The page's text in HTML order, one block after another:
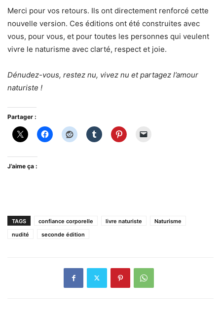
Merci pour vos retours. Ils ont directement renforcé cette
nouvelle version. Ces éditions ont été construites avec
vous, pour vous, et pour toutes les personnes qui veulent
vivre le naturisme avec clarté, respect et joie.
Dénudez-vous, restez nu, vivez nu et partagez l’amour
naturiste !
Partager :
J’aime ça :
TAGS confiance corporelle livre naturiste
Naturisme
nudité
seconde édition